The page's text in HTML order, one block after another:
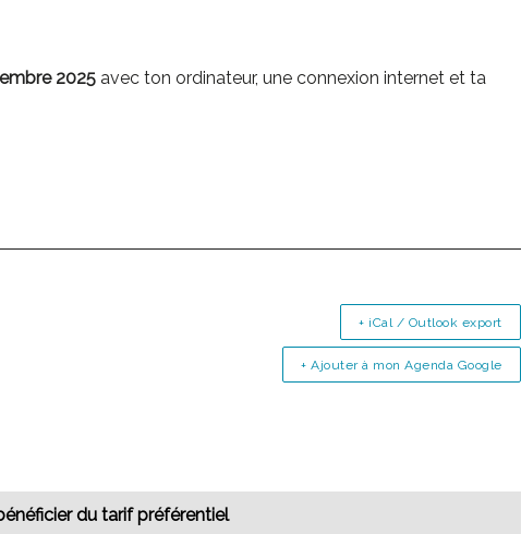
2025 avec ton ordinateur, une connexion internet et ta
+ Ajouter à mon Agenda Google
+ iCal / Outlook export
du tarif préférentiel